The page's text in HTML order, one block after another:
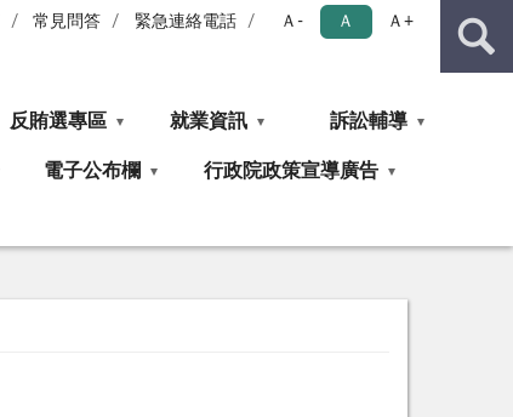
常見問答 緊急連絡電話 Ａ- Ａ Ａ+
反賄選專區 就業資訊 訴訟輔導
電子公布欄 行政院政策宣導廣告